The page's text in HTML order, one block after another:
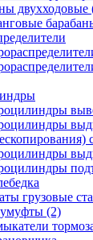
двухходовые
грузовые
(2)